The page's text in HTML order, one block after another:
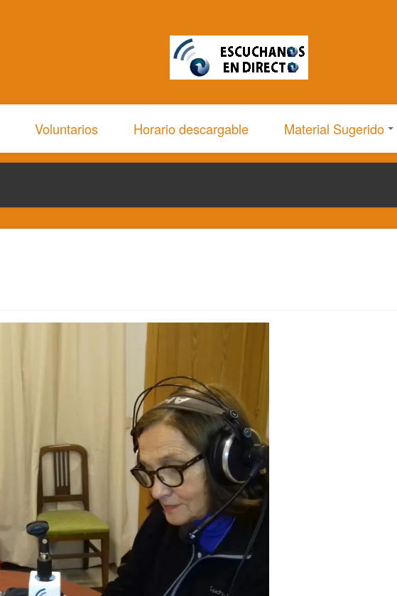
Voluntarios Horario descargable Material Sugerido